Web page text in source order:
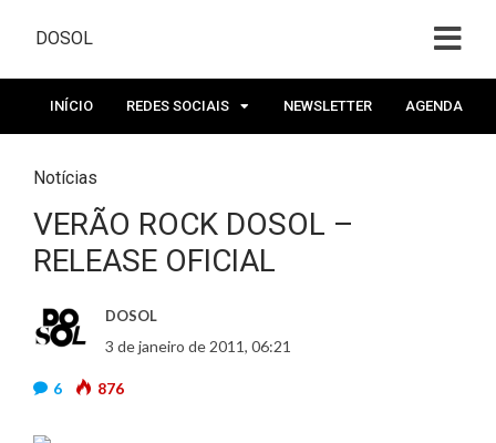
DOSOL
INÍCIO REDES SOCIAIS NEWSLETTER AGENDA
Notícias
VERÃO ROCK DOSOL –
RELEASE OFICIAL
DOSOL
3 de janeiro de 2011, 06:21
6 876